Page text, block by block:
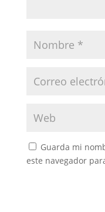
Guarda mi
este navegador